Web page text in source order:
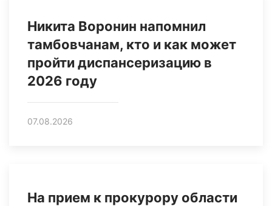
Никита Воронин напомнил
тамбовчанам, кто и как может
пройти диспансеризацию в
2026 году
07.08.2026
На прием к прокурору области